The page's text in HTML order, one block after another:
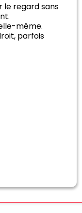
le regard sans
même.
parfois